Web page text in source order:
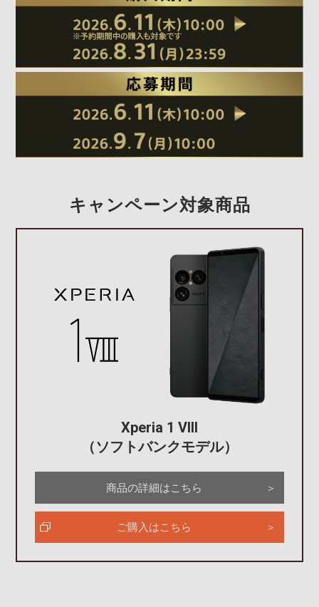
キャンペーン対象商品
Xperia 1 VIII
（ソフトバンクモデル）
商品の詳細はこちら
ご購入はこちら